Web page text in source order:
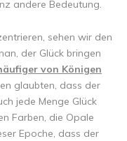
andere Bedeutung.
sehen wir den
der Glück bringen
von Königen
glaubten, dass der
jede Menge Glück
Farben, die Opale
Epoche, dass der